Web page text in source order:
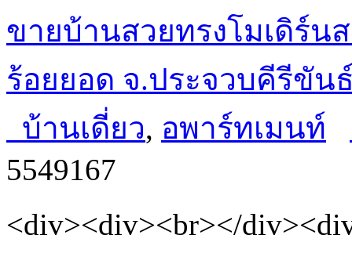
ขายบ้านสวยทรงโมเดิร์น
ร้อยยอด จ.ประจวบคีรีขัน
บ้านเดี่ยว, อพาร์ทเมนท์
5549167
<div><div><br></